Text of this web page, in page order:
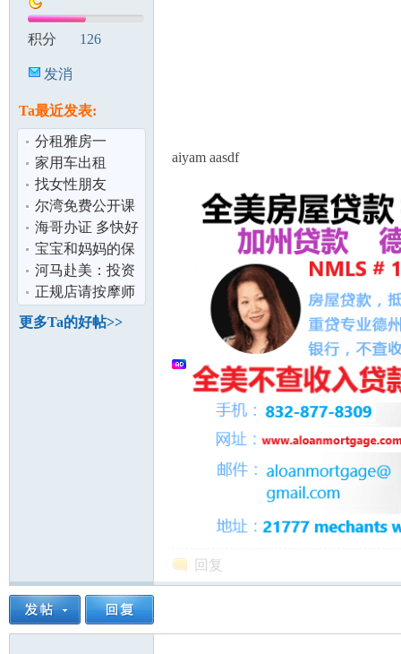
州
积分 126
发消
Ta最近发表:
分租雅房一
间,5/1/20 可迁入
家用车出租
找女性朋友
尔湾免费公开课
海哥办证 多快好
省
宝宝和妈妈的保
障对比,哪款更让
您安心
河马赴美：投资
美国房产的黄金
准则（上）
正规店请按摩师
（色免、大费
更多Ta的好帖>>
aiyam aasdf
回复